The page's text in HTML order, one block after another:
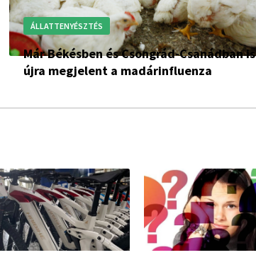
ÁLLATTENYÉSZTÉS
Már Békésben és Csongrád-Csanádban is
újra megjelent a madárinfluenza